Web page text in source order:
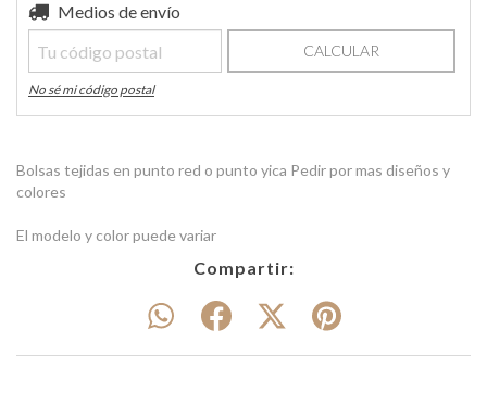
Entregas para el CP:
Medios de envío
CALCULAR
No sé mi código postal
Bolsas tejidas en punto red o punto yica Pedir por mas diseños y
colores
El modelo y color puede variar
Compartir: